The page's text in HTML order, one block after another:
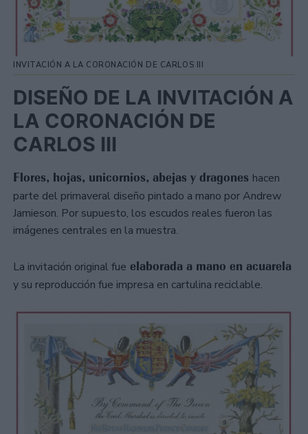
INVITACIÓN A LA CORONACIÓN DE CARLOS III
DISEÑO DE LA INVITACIÓN A
LA CORONACIÓN DE
CARLOS III
Flores, hojas, unicornios, abejas y dragones hacen
parte del primaveral diseño pintado a mano por Andrew
Jamieson. Por supuesto, los escudos reales fueron las
imágenes centrales en la muestra.
La invitación original fue elaborada a mano en acuarela
y su reproducción fue impresa en cartulina reciclable.